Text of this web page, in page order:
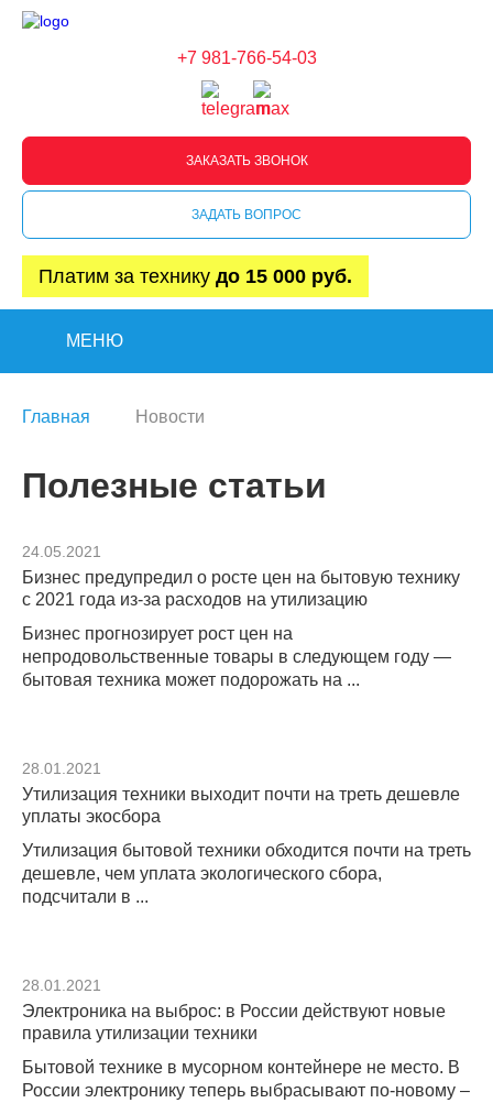
+7 981-766-54-03
ЗАКАЗАТЬ ЗВОНОК
ЗАДАТЬ ВОПРОС
Платим за технику до 15 000 руб.
МЕНЮ
Главная Новости
Полезные статьи
24.05.2021
Бизнес предупредил о росте цен на бытовую технику
с 2021 года из-за расходов на утилизацию
Бизнес прогнозирует рост цен на
непродовольственные товары в следующем году —
бытовая техника может подорожать на ...
28.01.2021
Утилизация техники выходит почти на треть дешевле
уплаты экосбора
Утилизация бытовой техники обходится почти на треть
дешевле, чем уплата экологического сбора,
подсчитали в ...
28.01.2021
Электроника на выброс: в России действуют новые
правила утилизации техники
Бытовой технике в мусорном контейнере не место. В
России электронику теперь выбрасывают по-новому –